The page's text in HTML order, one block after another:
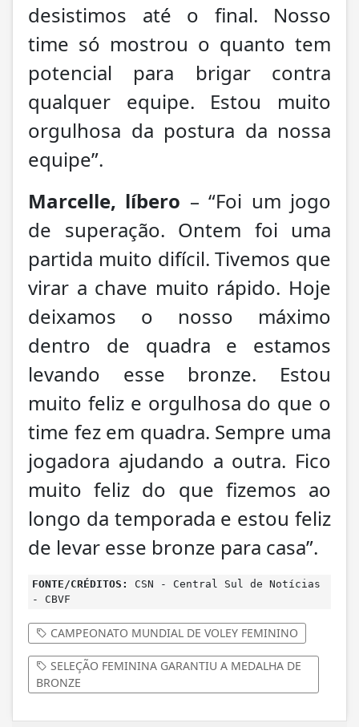
desistimos até o final. Nosso
time só mostrou o quanto tem
potencial para brigar contra
qualquer equipe. Estou muito
orgulhosa da postura da nossa
equipe”.
Marcelle, líbero – “Foi um jogo
de superação. Ontem foi uma
partida muito difícil. Tivemos que
virar a chave muito rápido. Hoje
deixamos o nosso máximo
dentro de quadra e estamos
levando esse bronze. Estou
muito feliz e orgulhosa do que o
time fez em quadra. Sempre uma
jogadora ajudando a outra. Fico
muito feliz do que fizemos ao
longo da temporada e estou feliz
de levar esse bronze para casa”.
FONTE/CRÉDITOS:
CSN - Central Sul de Notícias
- CBVF
CAMPEONATO MUNDIAL DE VOLEY FEMININO
SELEÇÃO FEMININA GARANTIU A MEDALHA DE
BRONZE